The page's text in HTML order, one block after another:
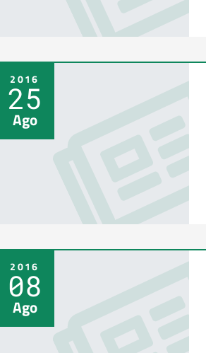
2016
25
Ago
2016
08
Ago